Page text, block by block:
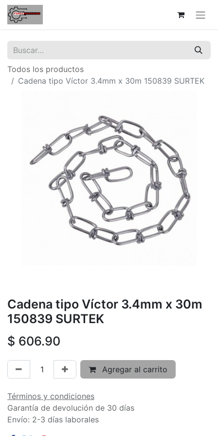
Todos los productos
Cadena tipo Víctor 3.4mm x 30m 150839 SURTEK
Cadena tipo Víctor 3.4mm x 30m
150839 SURTEK
$ 606.90
Agregar al carrito
Términos y condiciones
Garantía de devolución de 30 días
Envío: 2-3 días laborales